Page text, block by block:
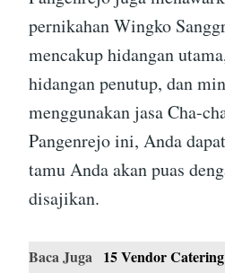
pernikahan Wingko
mencakup hidangan
hidangan penutup, dan
menggunakan jasa Cha-
Pangenrejo ini, Anda
tamu Anda akan puas
disajikan.
Baca Juga
15 Vendor